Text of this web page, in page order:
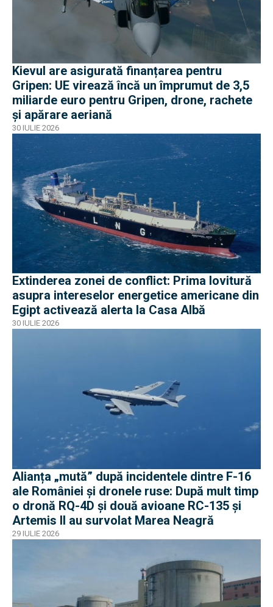
Kievul are asigurată finanțarea pentru
Gripen: UE virează încă un împrumut de 3,5
miliarde euro pentru Gripen, drone, rachete
și apărare aeriană
30 IULIE 2026
Extinderea zonei de conflict: Prima lovitură
asupra intereselor energetice americane din
Egipt activează alerta la Casa Albă
30 IULIE 2026
Alianța „mută” după incidentele dintre F-16
ale României și dronele ruse: După mult timp
o dronă RQ-4D și două avioane RC-135 și
Artemis II au survolat Marea Neagră
29 IULIE 2026